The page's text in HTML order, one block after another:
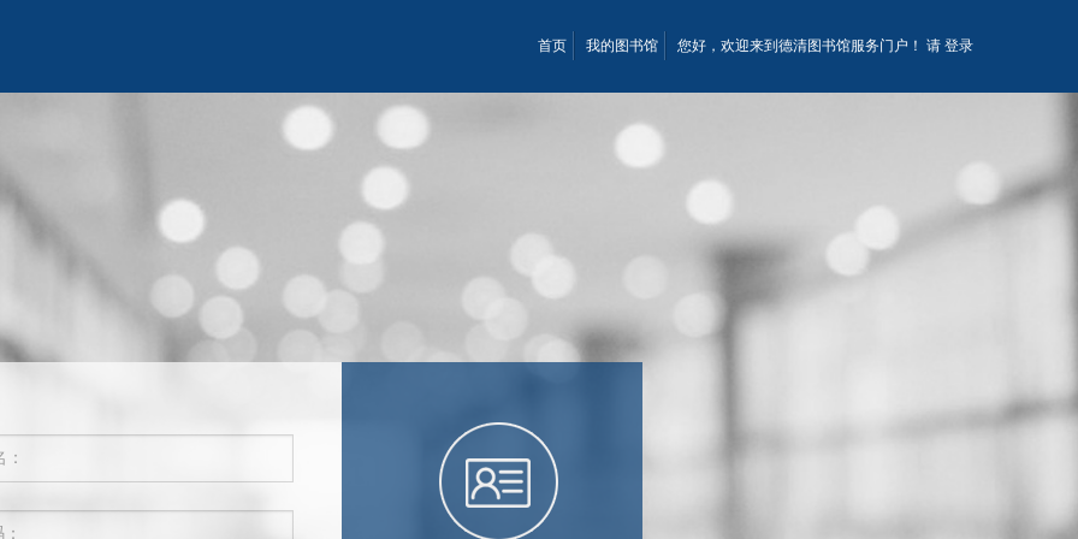
首页 我的图书馆 您好，欢迎来到德清图书馆服务门户！ 请 登录